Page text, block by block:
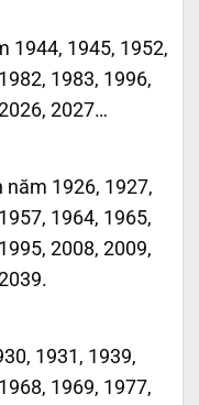
1944, 1945, 1952,
1983, 1996,
2027…
1926, 1927,
1964, 1965,
2008, 2009,
1931, 1939,
1969, 1977,